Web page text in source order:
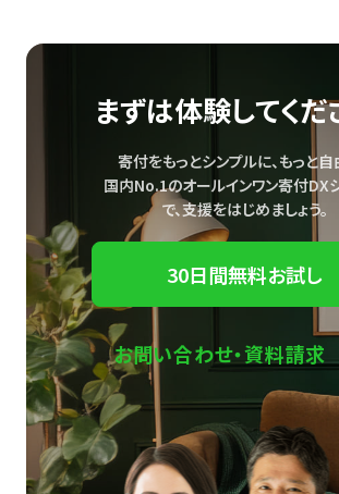
まずは体験してくだ
寄付をもっとシンプルに、もっと自
国内No.1のオールインワン寄付DX
で、支援をはじめましょう。
30日間無料お試し
お問い合わせ・資料請求